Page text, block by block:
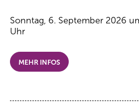
Sonntag, 6. September 2026
Uhr
MEHR INFOS